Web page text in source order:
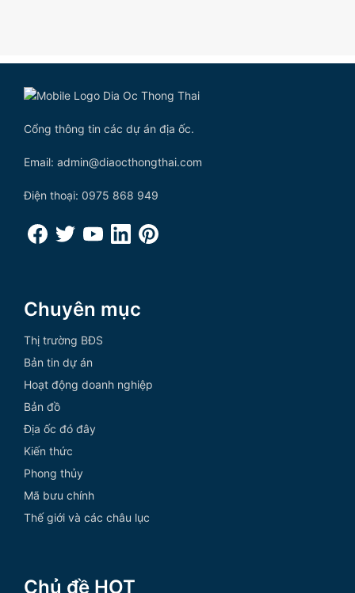
Cổng thông tin các dự án địa ốc.
Email: admin@diaocthongthai.com
Điện thoại: 0975 868 949
Chuyên mục
Thị trường BĐS
Bản tin dự án
Hoạt động doanh nghiệp
Bản đồ
Địa ốc đó đây
Kiến thức
Phong thủy
Mã bưu chính
Thế giới và các châu lục
Chủ đề HOT